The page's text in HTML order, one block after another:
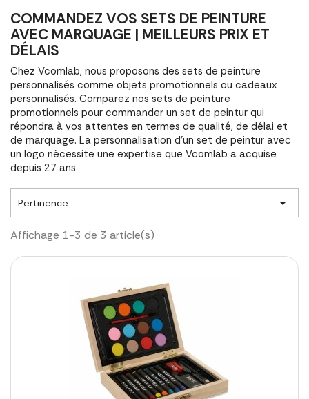
COMMANDEZ VOS SETS DE PEINTURE
AVEC MARQUAGE | MEILLEURS PRIX ET
DÉLAIS
Chez Vcomlab, nous proposons des sets de peinture
personnalisés comme objets promotionnels ou cadeaux
personnalisés. Comparez nos sets de peinture
promotionnels pour commander un set de peintur qui
répondra à vos attentes en termes de qualité, de délai et
de marquage. La personnalisation d'un set de peintur avec
un logo nécessite une expertise que Vcomlab a acquise
depuis 27 ans.
Pertinence 
Affichage 1-3 de 3 article(s)